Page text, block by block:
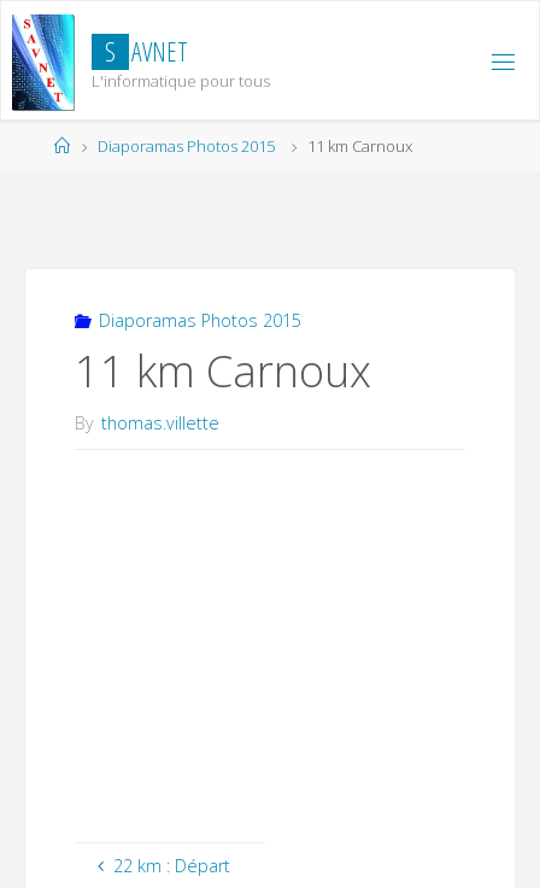
Skip
to
content
S AVNET
L'informatique pour tous
HomeDiaporamas Photos 2015 11 km Carnoux
Diaporamas Photos 2015
11 km Carnoux
By thomas.villette
22 km : Départ